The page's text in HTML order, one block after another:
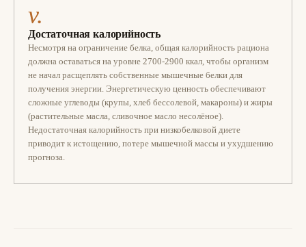
v.
Достаточная калорийность
Несмотря на ограничение белка, общая калорийность рациона
должна оставаться на уровне 2700-2900 ккал, чтобы организм
не начал расщеплять собственные мышечные белки для
получения энергии. Энергетическую ценность обеспечивают
сложные углеводы (крупы, хлеб бессолевой, макароны) и жиры
(растительные масла, сливочное масло несолёное).
Недостаточная калорийность при низкобелковой диете
приводит к истощению, потере мышечной массы и ухудшению
прогноза.